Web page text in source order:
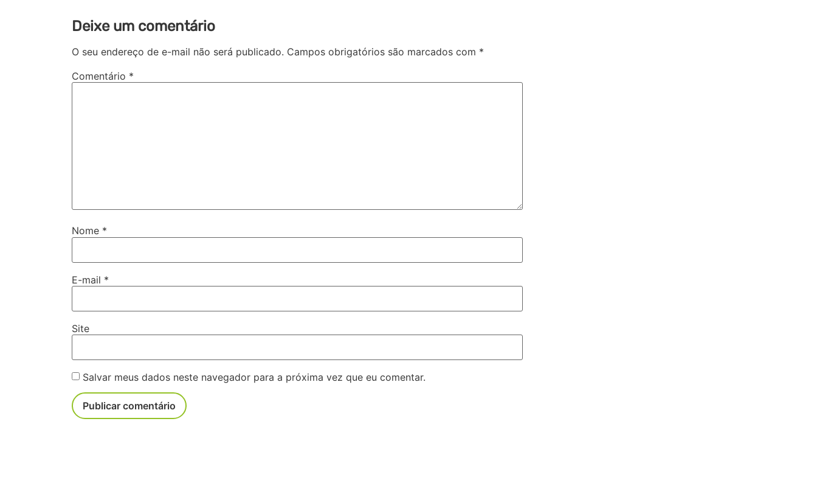
Deixe um comentário
O seu endereço de e-mail não será publicado. Campos obrigatórios são marcados com *
Comentário *
Nome *
E-mail *
Site
Salvar meus dados neste navegador para a próxima vez que eu comentar.